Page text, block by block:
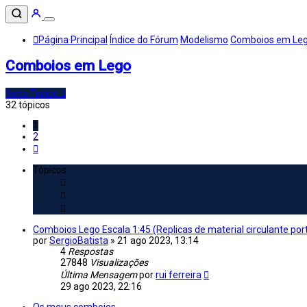
Página Principal Índice do Fórum Modelismo Comboios em
Comboios em Lego
Novo Tópico
32 tópicos
1
2
Tópicos
Comboios Lego Escala 1:45 (Replicas de material circulante
porSergioBatista » 21 ago 2023, 13:14
4 Respostas
27848 Visualizações
Última Mensagemporrui ferreira
29 ago 2023, 22:16